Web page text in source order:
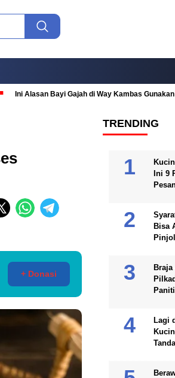
Ini Alasan Bayi Gajah di Way Kambas
+ Donasi
TRENDING
Ini 9
Bisa
Lagi